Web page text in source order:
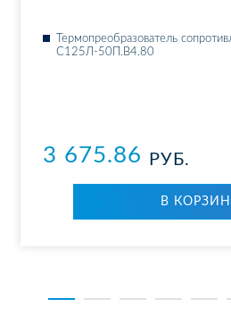
Тер­мо­пре­об­ра­зо­ва­тель
С125Л-50П.В4.80
3 675.86 РУБ.
В